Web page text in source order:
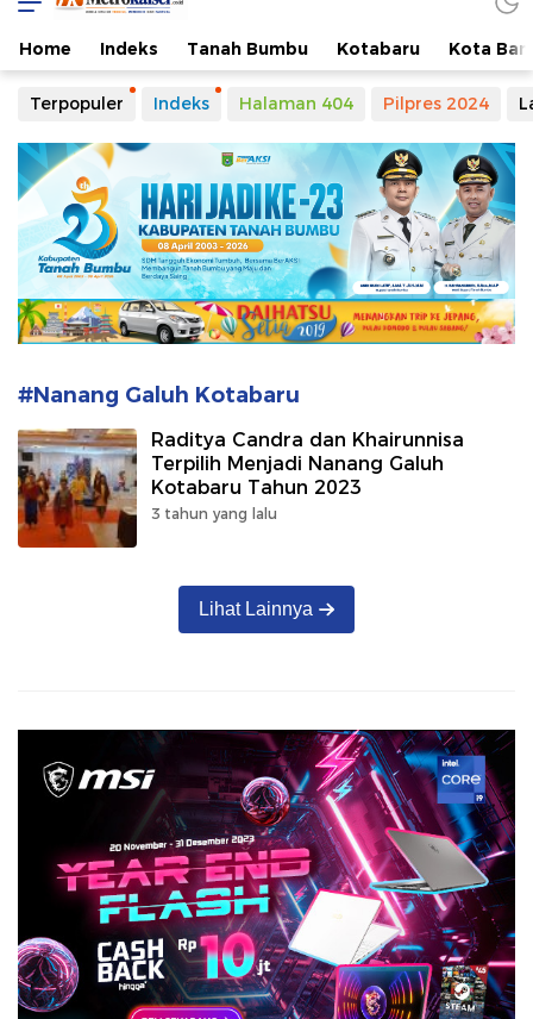
Metro Kalsel
Media Online Terkini, Faktual dan Mendidik
Home Indeks Tanah Bumbu Kotabaru Kota
Terpopuler Indeks Halaman 404 Pilpres 2024
#Nanang Galuh Kotabaru
Raditya Candra dan Khairunnisa
Terpilih Menjadi Nanang Galuh
Kotabaru Tahun 2023
3 tahun yang lalu
Lihat Lainnya